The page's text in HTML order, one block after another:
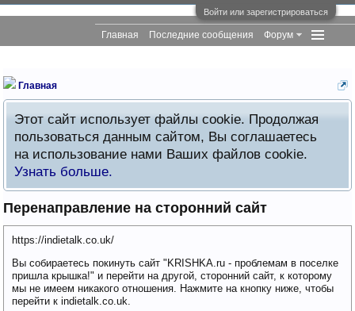
Войти или зарегистрироваться
Главная
Этот сайт использует файлы cookie. Продолжая
пользоваться данным сайтом, Вы соглашаетесь
на использование нами Ваших файлов cookie.
Узнать больше.
Перенаправление на сторонний сайт
https://indietalk.co.uk/
Вы собираетесь покинуть сайт "KRISHKA.ru - проблемам в поселке
пришла крышка!" и перейти на другой, сторонний сайт, к которому
мы не имеем никакого отношения. Нажмите на кнопку ниже, чтобы
перейти к indietalk.co.uk.
Главная Последние сообщения Форум